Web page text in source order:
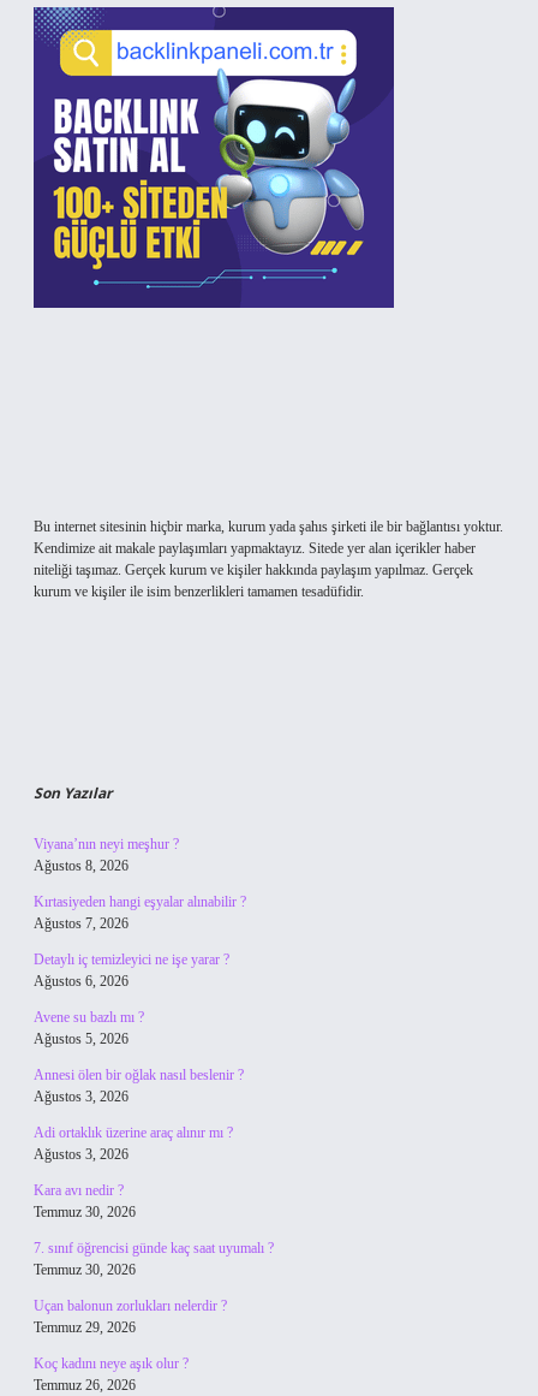
Bu internet sitesinin hiçbir marka, kurum yada şahıs şirketi ile bir bağlantısı yoktur.
Kendimize ait makale paylaşımları yapmaktayız. Sitede yer alan içerikler haber
niteliği taşımaz. Gerçek kurum ve kişiler hakkında paylaşım yapılmaz. Gerçek
kurum ve kişiler ile isim benzerlikleri tamamen tesadüfidir.
Son Yazılar
Viyana’nın neyi meşhur ?
Ağustos 8, 2026
Kırtasiyeden hangi eşyalar alınabilir ?
Ağustos 7, 2026
Detaylı iç temizleyici ne işe yarar ?
Ağustos 6, 2026
Avene su bazlı mı ?
Ağustos 5, 2026
Annesi ölen bir oğlak nasıl beslenir ?
Ağustos 3, 2026
Adi ortaklık üzerine araç alınır mı ?
Ağustos 3, 2026
Kara avı nedir ?
Temmuz 30, 2026
7. sınıf öğrencisi günde kaç saat uyumalı ?
Temmuz 30, 2026
Uçan balonun zorlukları nelerdir ?
Temmuz 29, 2026
Koç kadını neye aşık olur ?
Temmuz 26, 2026